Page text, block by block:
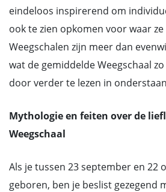
eindeloos inspirerend om
ook te zien opkomen voor waar
Weegschalen zijn meer dan
wat de gemiddelde Weegschaal
door verder te lezen in
Mythologie en feiten over de
Weegschaal
Als je tussen 23 september en 22
geboren, ben je beslist gezegend